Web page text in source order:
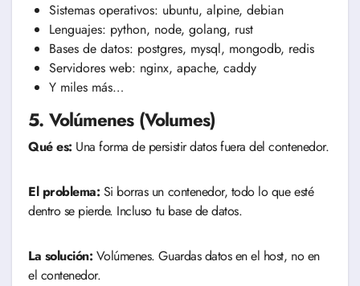
Sistemas operativos: ubuntu, alpine, debian
Lenguajes: python, node, golang, rust
Bases de datos: postgres, mysql, mongodb, redis
Servidores web: nginx, apache, caddy
Y miles más…
5. Volúmenes (Volumes)
Qué es: Una forma de persistir datos fuera del contenedor.
El problema: Si borras un contenedor, todo lo que esté
dentro se pierde. Incluso tu base de datos.
La solución: Volúmenes. Guardas datos en el host, no en
el contenedor.